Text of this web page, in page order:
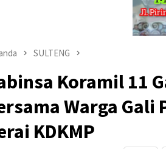
SULTENG
Koramil 11
Warga Gali
KDKMP